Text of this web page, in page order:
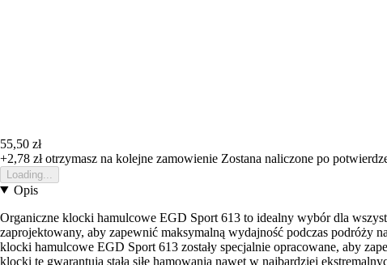
55,50 zł
+2,78 złotrzymasz na kolejne zamowienie Zostana naliczone po
Loading...
Opis
Organiczne klocki hamulcowe EGD Sport 613 to idealny wybór dla
zaprojektowany, aby zapewnić maksymalną wydajność podczas podróży
klocki hamulcowe EGD Sport 613 zostały specjalnie opracowane, aby
klocki te gwarantują stałą siłę hamowania nawet w najbardziej